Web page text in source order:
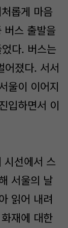
롭게 마음
버스 출발을
다. 버스는
어졌다. 서서
울이 이어지
입하면서 이
시선에서 스
서울의 날
읽어 내려
재에 대한